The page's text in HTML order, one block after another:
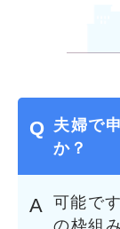
夫婦で
か？
可能で